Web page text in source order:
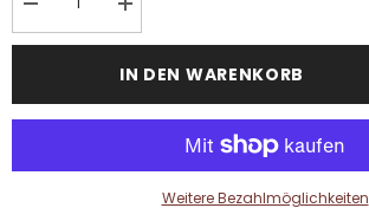
Menge
verringern
für
Tiere
Urwald
Menge
erhöhen
für
nach
Tiere
Urwald
IN DEN WARENKORB
Weitere Bezahlmöglichkeiten